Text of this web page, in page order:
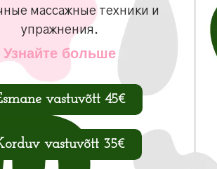
массажные техники и
упражнения.
Узнайте больше
vastuvõtt 45€
vastuvõtt 35€